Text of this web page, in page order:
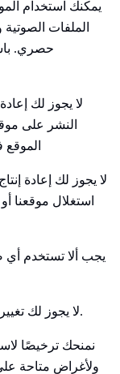
يمكنك استخدام
الملفات
حصري.
لا يجوز لك
النشر على
لا يجوز لك إعادة
استغلال موقعنا
يجب ألا تستخدم
لا يجوز لك تغيير أو فك أو تعديل أو تعديل أي مادة على الموقع.
نمنحك ترخيصًا
ولأغراض متاحة